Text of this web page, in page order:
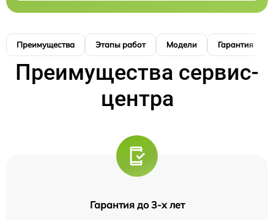
Преимущества Этапы работ Модели Гарантия
Преимущества сервис-
центра
Гарантия до 3-х лет